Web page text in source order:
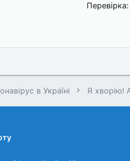
Перевірка
в Україні Я хворію!